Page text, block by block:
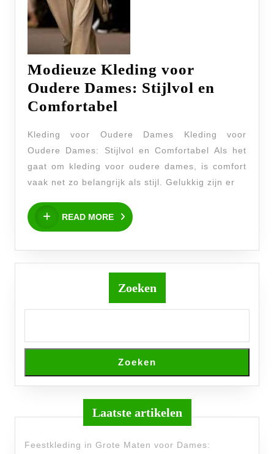
Modieuze Kleding voor
Oudere Dames: Stijlvol en
Comfortabel
voor
Oudere
Dames:
en
Comfortabel
Kleding voor Oudere Dames Kleding voor
Oudere Dames: Stijlvol en Comfortabel Als het
gaat om kleding voor oudere dames, is comfort
vaak net zo belangrijk als stijl. Gelukkig zijn er
READ MORE
READ
MORE
Zoeken
Zoeken
Laatste artikelen
Feestkleding in Grote Maten voor Dames: